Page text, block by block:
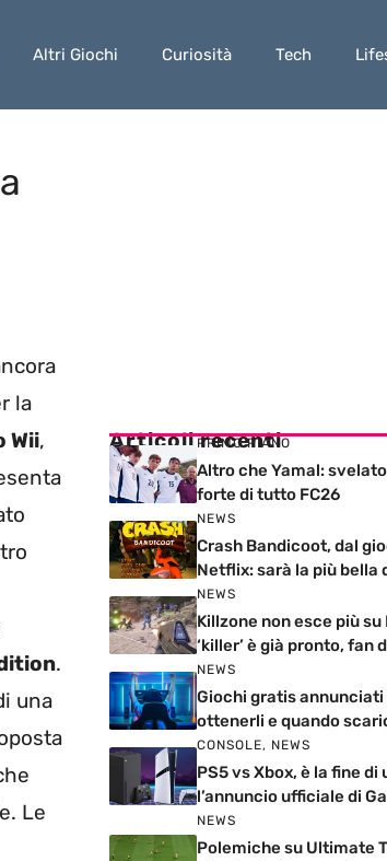
Altri Giochi Curiosità Tech
la
Wii,
.
una
Le
Articoli recenti
PRIMO PIANO
Altro che Yamal:
forte di tutto FC26
NEWS
Crash Bandicoot, dal
Netflix: sarà la più bella
NEWS
Killzone non esce più su
‘killer’ è già pronto, fan
NEWS
Giochi gratis annunciati
ottenerli e quando
CONSOLE, NEWS
PS5 vs Xbox, è la fine di
l’annuncio ufficiale di
NEWS
Polemiche su Ultimate